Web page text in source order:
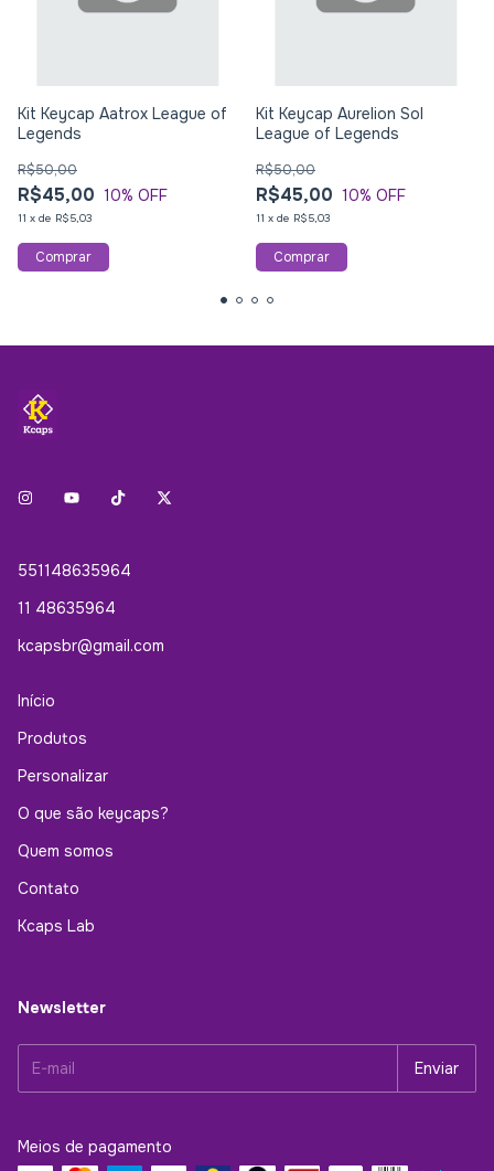
Kit Keycap Aatrox League of
Legends
R$45,00
R$50,00
10% OFF
11 x de R$5,03
Kit Keycap Aurelion Sol
League of Legends
R$45,00
R$50,00
10% OFF
11 x de R$5,03
551148635964
11 48635964
kcapsbr@gmail.com
Início
Produtos
Personalizar
O que são keycaps?
Quem somos
Contato
Kcaps Lab
Newsletter
Meios de pagamento